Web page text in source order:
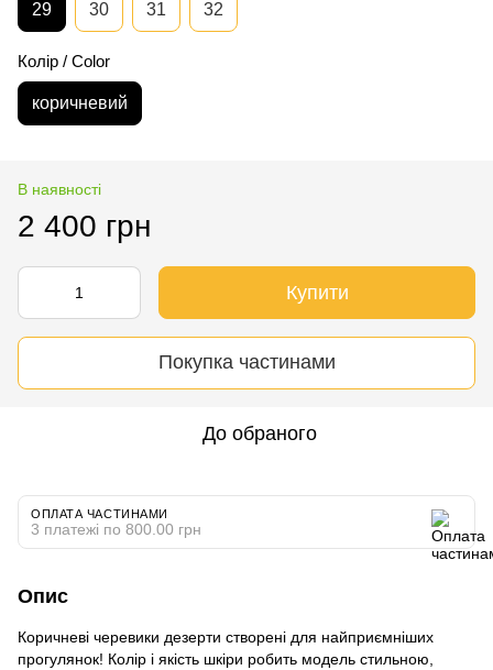
29 30 31 32
Колір / Color
коричневий
В наявності
2 400 грн
Купити
Покупка частинами
До обраного
ОПЛАТА ЧАСТИНАМИ
3 платежі по 800.00 грн
Опис
Коричневі черевики дезерти створені для найприємніших
прогулянок! Колір і якість шкіри робить модель стильною,